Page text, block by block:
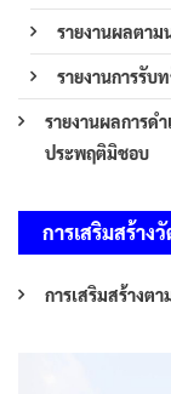
รายงานผลตาม
รายงานการรับ
รายงานผลการด
ประพฤติมิชอบ
การเสริมสร้าง
การเสริมสร้างต